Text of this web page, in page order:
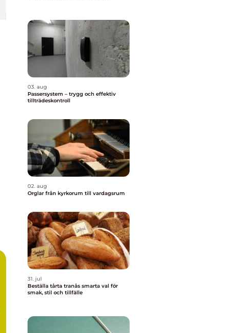
03. aug
Passersystem – trygg och effektiv
tillträdeskontroll
02. aug
Orglar från kyrkorum till vardagsrum
31. jul
Beställa tårta tranås smarta val för
smak, stil och tillfälle